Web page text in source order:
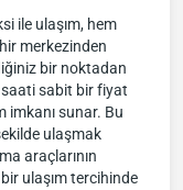
ile ulaşım, hem
merkezinden
bir noktadan
saati sabit bir fiyat
imkanı sunar. Bu
ulaşmak
araçlarının
ulaşım tercihinde